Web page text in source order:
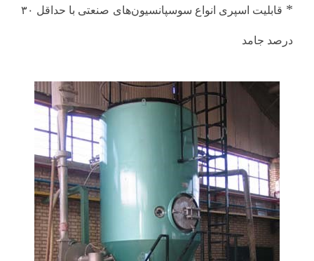
* قابلیت اسپری انواع سوسپانسیون‌های صنعتی با حداقل ۳۰
درصد جامد